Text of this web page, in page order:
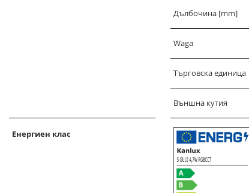
Дълбочина [mm]
Waga
Търговска единица
Външна кутия
Енергиен клас